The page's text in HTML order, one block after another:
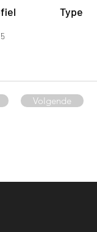
Type
Volgende